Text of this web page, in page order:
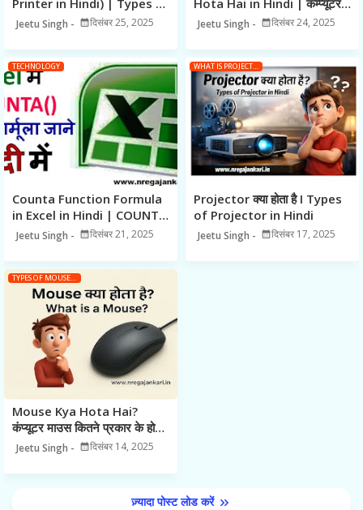
Printer | प्रिंटर के प्रकार
Jeetu Singh दिसंबर 25, 2025
सॉफ्टवेयर के प्रकार
Jeetu Singh दिसंबर 24, 2025
TECHNOLOGY
Counta Function Formula
in Excel in Hindi | COUNTA
क्या होता है?
Jeetu Singh दिसंबर 21, 2025
Projector क्या होता है I Types
of Projector in Hindi
Jeetu Singh दिसंबर 17, 2025
TYPES OF MOUSE IN HINDI
Mouse Kya Hota Hai?
कंप्यूटर माउस कितने प्रकार के होते
हैं (Types in Hindi)
Jeetu Singh दिसंबर 14, 2025
ज़्यादा पोस्ट लोड करें